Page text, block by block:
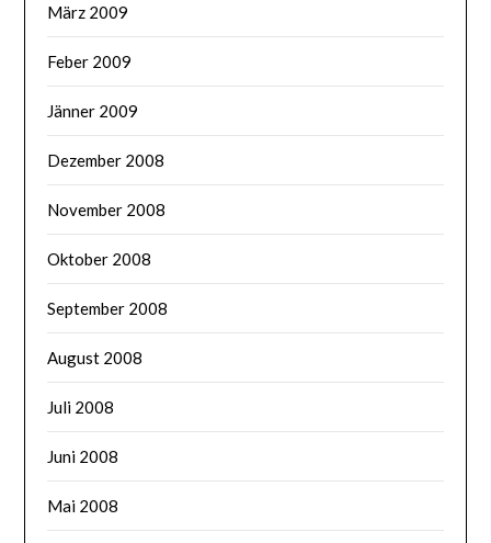
März 2009
Feber 2009
Jänner 2009
Dezember 2008
November 2008
Oktober 2008
September 2008
August 2008
Juli 2008
Juni 2008
Mai 2008